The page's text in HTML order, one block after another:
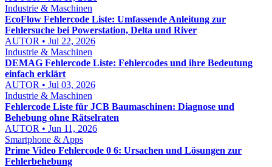
Industrie & Maschinen
EcoFlow Fehlercode Liste: Umfassende Anleitung zur
Fehlersuche bei Powerstation, Delta und River
AUTOR • Jul 22, 2026
Industrie & Maschinen
DEMAG Fehlercode Liste: Fehlercodes und ihre Bedeutung
einfach erklärt
AUTOR • Jul 03, 2026
Industrie & Maschinen
Fehlercode Liste für JCB Baumaschinen: Diagnose und
Behebung ohne Rätselraten
AUTOR • Jun 11, 2026
Smartphone & Apps
Prime Video Fehlercode 0 6: Ursachen und Lösungen zur
Fehlerbehebung